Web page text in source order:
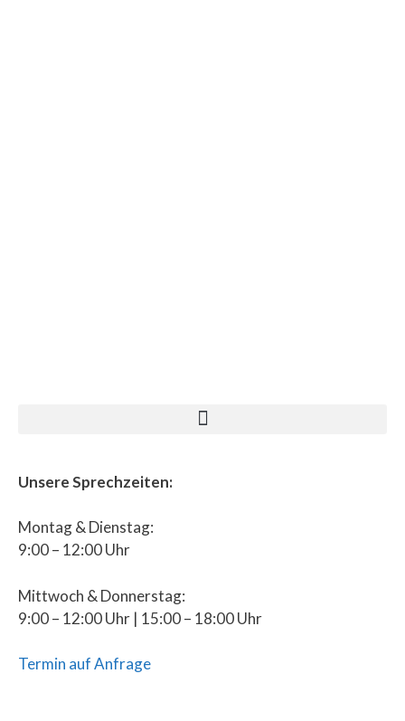
Unsere Sprechzeiten:
Montag & Dienstag:
9:00 – 12:00 Uhr
Mittwoch & Donnerstag:
9:00 – 12:00 Uhr | 15:00 – 18:00 Uhr
Termin auf Anfrage